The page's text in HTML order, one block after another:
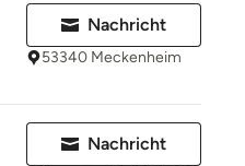
Nachricht
53340 Meckenheim
Nachricht